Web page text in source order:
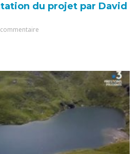
du projet par David